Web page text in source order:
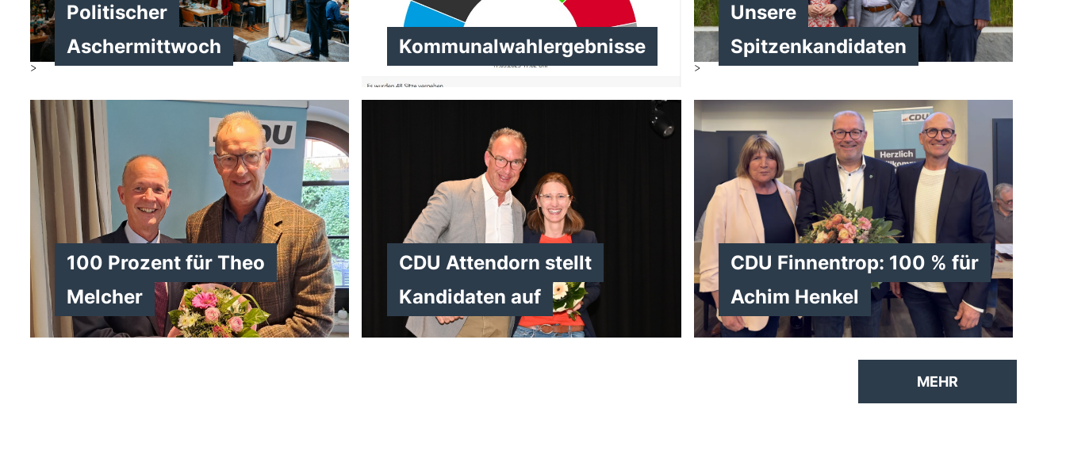
Politischer
Aschermittwoch
>
Kommunalwahlergebnisse
>
Unsere
Spitzenkandidaten
>
100 Prozent für Theo
Melcher
CDU Attendorn stellt
Kandidaten auf
CDU Finnentrop: 100 % für
Achim Henkel
MEHR